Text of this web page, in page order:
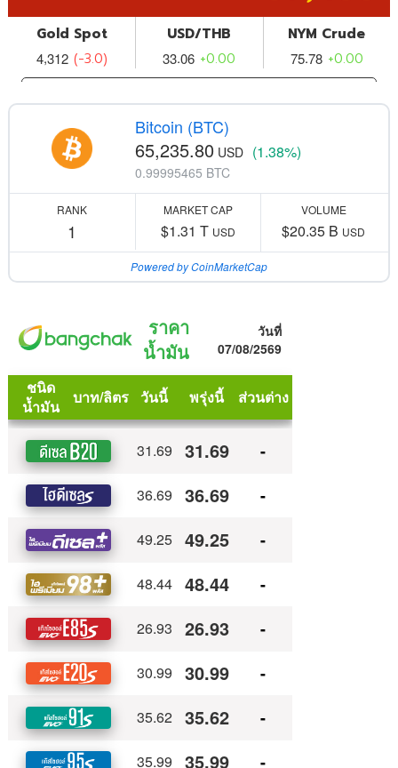
Bitcoin (BTC)
65,235.80 USD (1.38%)
0.99995465 BTC
RANK
1
MARKET CAP
$1.31 T USD
VOLUME
$20.35 B USD
Powered by CoinMarketCap